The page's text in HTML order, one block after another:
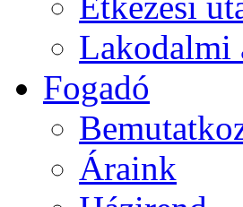
Lakodalmi
Fogadó
Áraink